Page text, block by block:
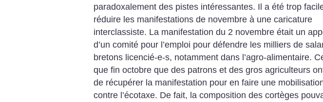
paradoxalement des pistes intéressantes. Il a été trop
réduire les manifestations de novembre à une caricature
interclassiste. La manifestation du 2 novembre était un
d’un comité pour l’emploi pour défendre les milliers de
bretons licencié-e-s, notamment dans l’agro-alimentaire.
que fin octobre que des patrons et des gros agriculteurs
de récupérer la manifestation pour en faire une
contre l’écotaxe. De fait, la composition des cortèges